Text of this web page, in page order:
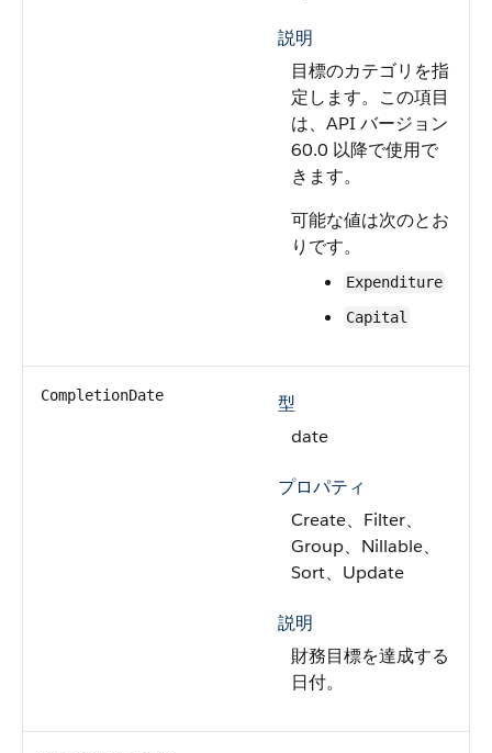
説明
目標のカテゴリを指
定します。この項目
は、API バージョン
60.0 以降で使用で
きます。
可能な値は次のとお
りです。
Expenditure
Capital
CompletionDate
型
date
プロパティ
Create、Filter、
Group、Nillable、
Sort、Update
説明
財務目標を達成する
日付。